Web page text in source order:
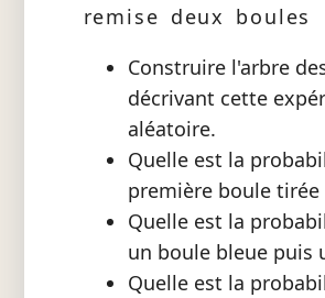
remise deux boules
Construire l'arbre
décrivant cette
aléatoire.
Quelle est la
première boule tirée
Quelle est la
un boule bleue puis
Quelle est la